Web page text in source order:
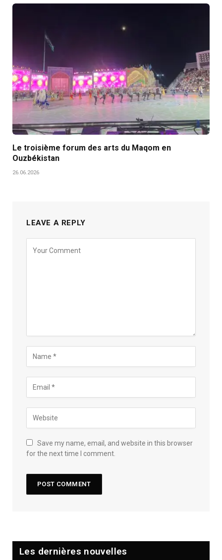
Le troisième forum des arts du Maqom en
Ouzbékistan
26.06.2026
LEAVE A REPLY
Save my name, email, and website in this browser
for the next time I comment.
Les dernières nouvelles